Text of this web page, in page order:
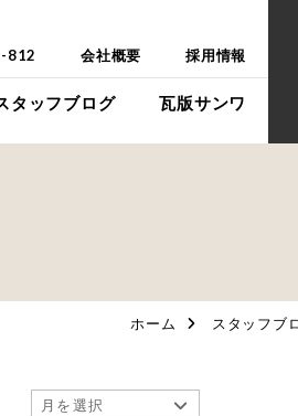
タッフブログ 瓦版サンワ
会社概要 採用情報
812
ホーム スタッフブ